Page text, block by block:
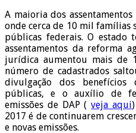
A maioria dos
onde cerca de 10 mil famílias
públicas federais. O estado
assentamentos da reforma
jurídica aumentou mais de
número de cadastrados
divulgação dos benefícios
públicas, e o auxílio de
emissões de DAP (veja aqui
2017 é de continuarem
e novas emissões.